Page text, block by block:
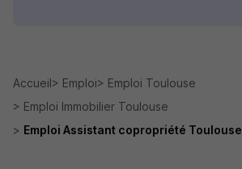
Accueil Emploi
Emploi Toulouse
Emploi Immobilier Toulouse
Emploi Assistant copropriété Toulouse